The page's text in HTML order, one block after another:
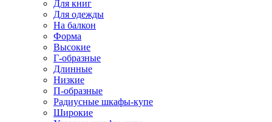
Для книг
Для одежды
На балкон
Форма
Высокие
Г-образные
Длинные
Низкие
П-образные
Радиусные шкафы-купе
Широкие